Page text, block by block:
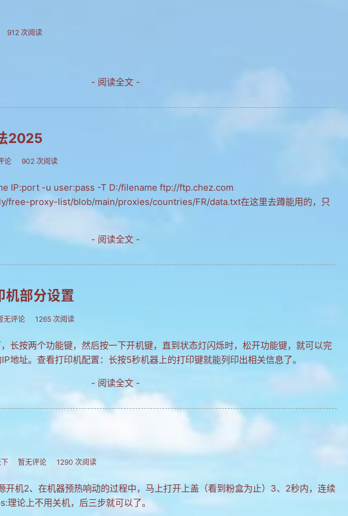
912 次阅读
- 阅读全文 -
2025
论 902 次阅读
IP:port -u user:pass -T D:/filename ftp://ftp.chez.com
free-proxy-list/blob/main/proxies/countries/FR/data.txt在这里去蹲能用的，只
- 阅读全文 -
机部分设置
无评论 1265 次阅读
长按两个功能键，然后按一下开机键，直到状态灯闪烁时，松开功能键，就可以完
地址。查看打印机配置：长按5秒机器上的打印键就能列印出相关信息了。
- 阅读全文 -
暂无评论 1290 次阅读
开机2、在机器预热响动的过程中，马上打开上盖（看到粉盒为止）3、2秒内，连续
理论上不用关机，后三步就可以了。